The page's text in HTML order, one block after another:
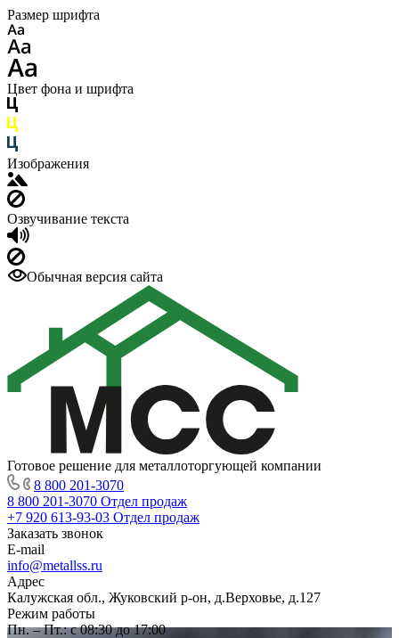
Размер шрифта
Цвет фона и шрифта
Изображения
Озвучивание текста
Обычная версия сайта
Готовое решение для металлоторгующей компании
8 800 201-3070
8 800 201-3070 Отдел продаж
+7 920 613-93-03 Отдел продаж
Заказать звонок
E-mail
info@metallss.ru
Адрес
Калужская обл., Жуковский р-он, д.Верховье, д.127
Режим работы
Пн. – Пт.: с 08:30 до 17:00